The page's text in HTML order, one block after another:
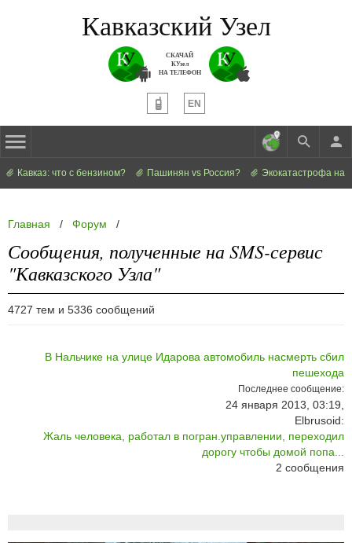
Кавказский Узел
СКАЧАЙ
КУзел
НА ТЕЛЕФОН
EN
Кавказ: что с бензином? Пашинян vs Россия? Экокатастрофа на
Главная / Форум /
Сообщения, полученные на SMS-сервис
"Кавказского Узла"
4727 тем и 5336 сообщений
В Нальчике на улице Идарова автомобиль насмерть сбил
пешехода
Последнее сообщение:
24 января 2013, 03:19,
Elbrusoid:
Жаль человека, работал в погран.управлении, переходил
дорогу чтобы домой попа...
2 сообщения